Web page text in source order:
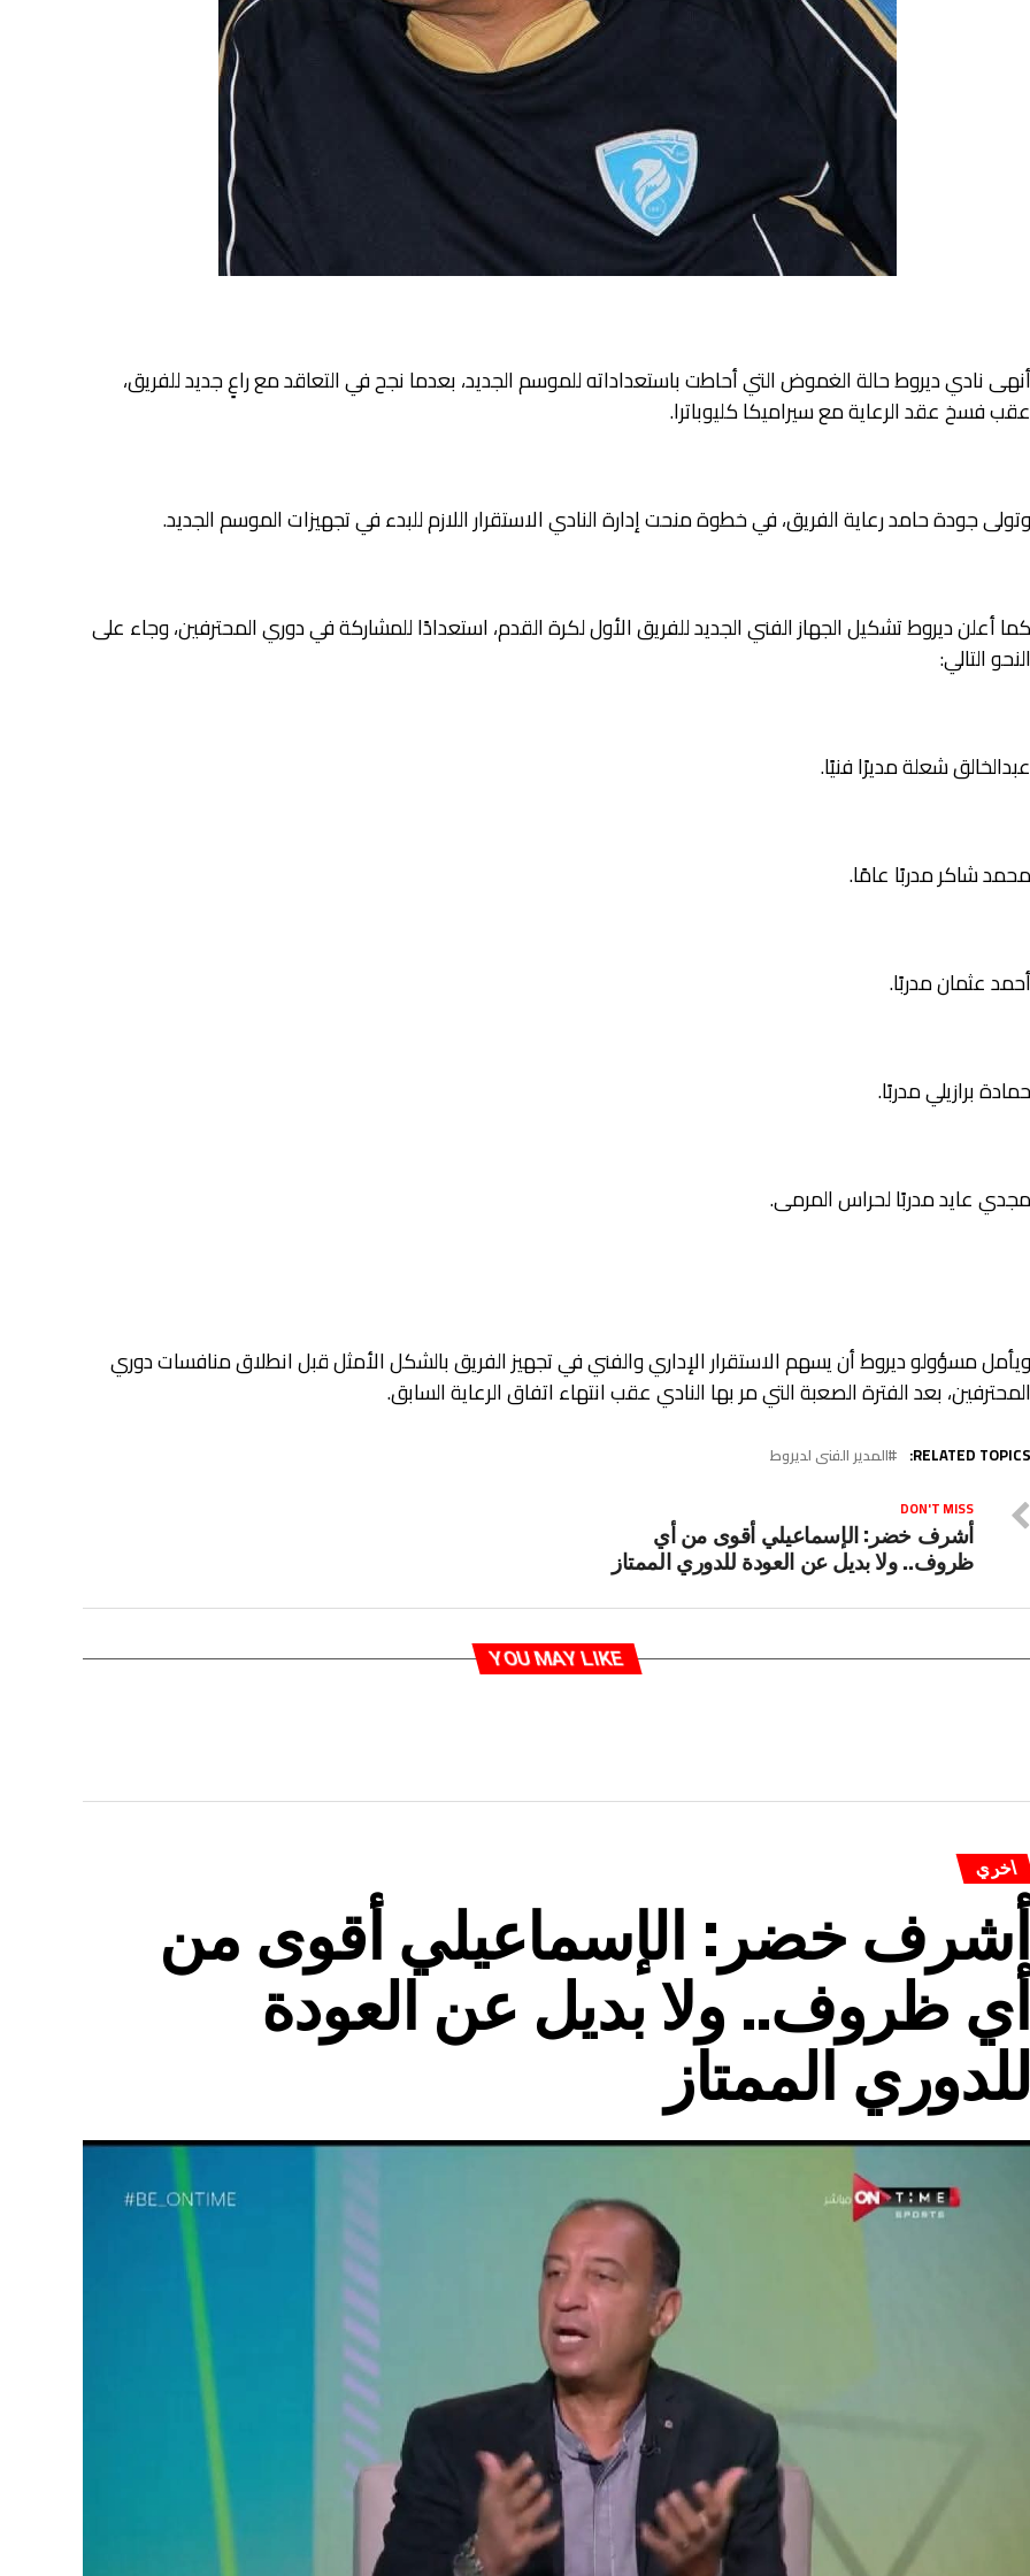
أنهى نادي ديروط حالة الغموض التي أحاطت باستعداداته للموسم الجديد، بعدما نجح في التعاقد مع راعٍ جديد للفريق،
عقب فسخ عقد الرعاية مع سيراميكا كليوباترا.
وتولى جودة حامد رعاية الفريق، في خطوة منحت إدارة النادي الاستقرار اللازم للبدء في تجهيزات الموسم الجديد.
كما أعلن ديروط تشكيل الجهاز الفني الجديد للفريق الأول لكرة القدم، استعدادًا للمشاركة في دوري المحترفين، وجاء على
النحو التالي:
عبدالخالق شعلة مديرًا فنيًا.
محمد شاكر مدربًا عامًا.
أحمد عثمان مدربًا.
حمادة برازيلي مدربًا.
مجدي عايد مدربًا لحراس المرمى.
ويأمل مسؤولو ديروط أن يسهم الاستقرار الإداري والفني في تجهيز الفريق بالشكل الأمثل قبل انطلاق منافسات دوري
المحترفين، بعد الفترة الصعبة التي مر بها النادي عقب انتهاء اتفاق الرعاية السابق.
RELATED TOPICS: المدير الفنى لديروط
DON'T MISS
أشرف خضر: الإسماعيلي أقوى من أي
ظروف.. ولا بديل عن العودة للدوري الممتاز
YOU MAY LIKE
اخري
أشرف خضر: الإسماعيلي أقوى من
أي ظروف.. ولا بديل عن العودة
للدوري الممتاز